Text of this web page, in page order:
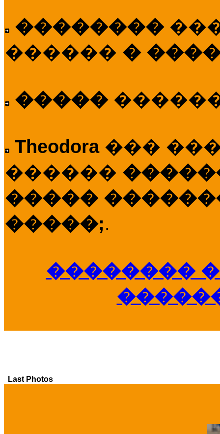
��������
������ �
�����
Theodora ���
������
�����
�����;.
��������
Last Photos